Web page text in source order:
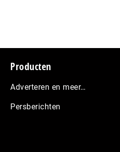
Producten
Adverteren en meer…
Persberichten